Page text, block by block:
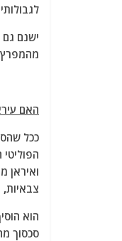
ישנם
מהמפרץ
האם
ככל
ואיראן
הוא
סכסוך